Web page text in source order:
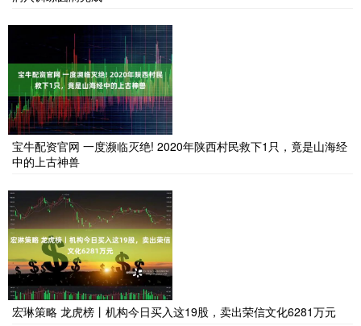
宝牛配资官网 一度濒临灭绝! 2020年陕西村民救下1只，竟是山海经
中的上古神兽
宏琳策略 龙虎榜丨机构今日买入这19股，卖出荣信文化6281万元